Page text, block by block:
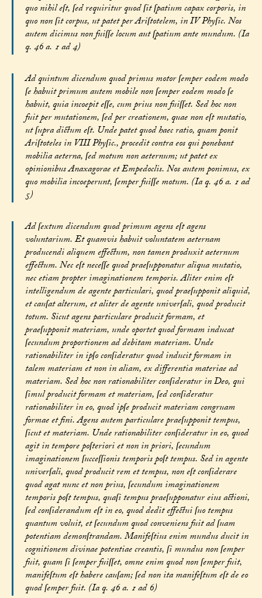
quo nihil eſt, ſed requiritur quod ſit ſpatium capax corporis, in
quo non ſit corpus, ut patet per Ariſtotelem, in IV Phyſic. Nos
autem dicimus non fuiſſe locum aut ſpatium ante mundum. (Ia
q. 46 a. 1 ad 4)
Ad quintum dicendum quod primus motor ſemper eodem modo
ſe habuit primum autem mobile non ſemper eodem modo ſe
habuit, quia incoepit eſſe, cum prius non fuiſſet. Sed hoc non
fuit per mutationem, ſed per creationem, quae non eſt mutatio,
ut ſupra dictum eſt. Unde patet quod haec ratio, quam ponit
Ariſtoteles in VIII Phyſic., procedit contra eos qui ponebant
mobilia aeterna, ſed motum non aeternum; ut patet ex
opinionibus Anaxagorae et Empedoclis. Nos autem ponimus, ex
quo mobilia incoeperunt, ſemper fuiſſe motum. (Ia q. 46 a. 1 ad
5)
Ad ſextum dicendum quod primum agens eſt agens
voluntarium. Et quamvis habuit voluntatem aeternam
producendi aliquem effectum, non tamen produxit aeternum
effectum. Nec eſt neceſſe quod praeſupponatur aliqua mutatio,
nec etiam propter imaginationem temporis. Aliter enim eſt
intelligendum de agente particulari, quod praeſupponit aliquid,
et cauſat alterum, et aliter de agente univerſali, quod producit
totum. Sicut agens particulare producit formam, et
praeſupponit materiam, unde oportet quod formam inducat
ſecundum proportionem ad debitam materiam. Unde
rationabiliter in ipſo conſideratur quod inducit formam in
talem materiam et non in aliam, ex differentia materiae ad
materiam. Sed hoc non rationabiliter conſideratur in Deo, qui
ſimul producit formam et materiam, ſed conſideratur
rationabiliter in eo, quod ipſe producit materiam congruam
formae et fini. Agens autem particulare praeſupponit tempus,
ſicut et materiam. Unde rationabiliter conſideratur in eo, quod
agit in tempore poſteriori et non in priori, ſecundum
imaginationem ſucceſſionis temporis poſt tempus. Sed in agente
univerſali, quod producit rem et tempus, non eſt conſiderare
quod agat nunc et non prius, ſecundum imaginationem
temporis poſt tempus, quaſi tempus praeſupponatur eius actioni,
ſed conſiderandum eſt in eo, quod dedit effectui ſuo tempus
quantum voluit, et ſecundum quod conveniens fuit ad ſuam
potentiam demonſtrandam. Manifeſtius enim mundus ducit in
cognitionem divinae potentiae creantis, ſi mundus non ſemper
fuit, quam ſi ſemper fuiſſet, omne enim quod non ſemper fuit,
manifeſtum eſt habere cauſam; ſed non ita manifeſtum eſt de eo
quod ſemper fuit. (Ia q. 46 a. 1 ad 6)